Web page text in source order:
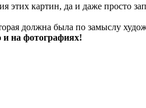
этих картин, да и даже просто
должна была по замыслу
и на фотографиях!